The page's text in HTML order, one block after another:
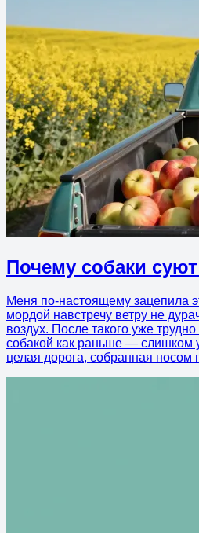
Почему собаки
Меня по-настоящему зацепила
мордой навстречу ветру не
воздух. После такого уже
собакой как раньше — слишком
целая дорога, собранная носом